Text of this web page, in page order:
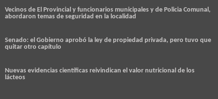
Vecinos de El Provincial y funcionarios municipales y de Policia Comunal,
abordaron temas de seguridad en la localidad
Senado: el Gobierno aprobó la ley de propiedad privada, pero tuvo que
quitar otro capítulo
Nuevas evidencias científicas reivindican el valor nutricional de los
lácteos